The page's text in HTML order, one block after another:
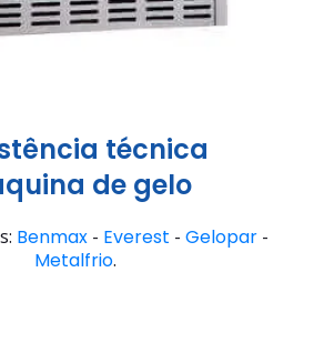
técnica
de gelo
Benmax - Everest - Gelopar -
Metalfrio.